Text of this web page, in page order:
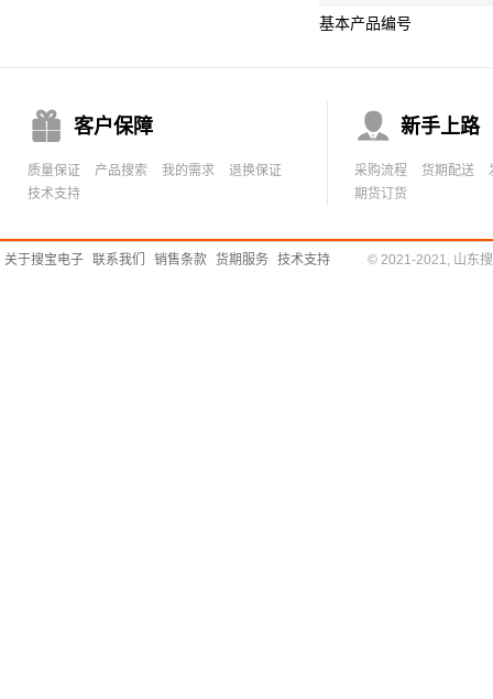
基本产品编号
 客户保障
质量保证 产品搜索 我的需求
退换保证
技术支持
 新手上路
采购流程 货期配送
期货订货
关于搜宝电子 联系我们 销售条款 货期服务 技术支持 © 2021-2021, 山东